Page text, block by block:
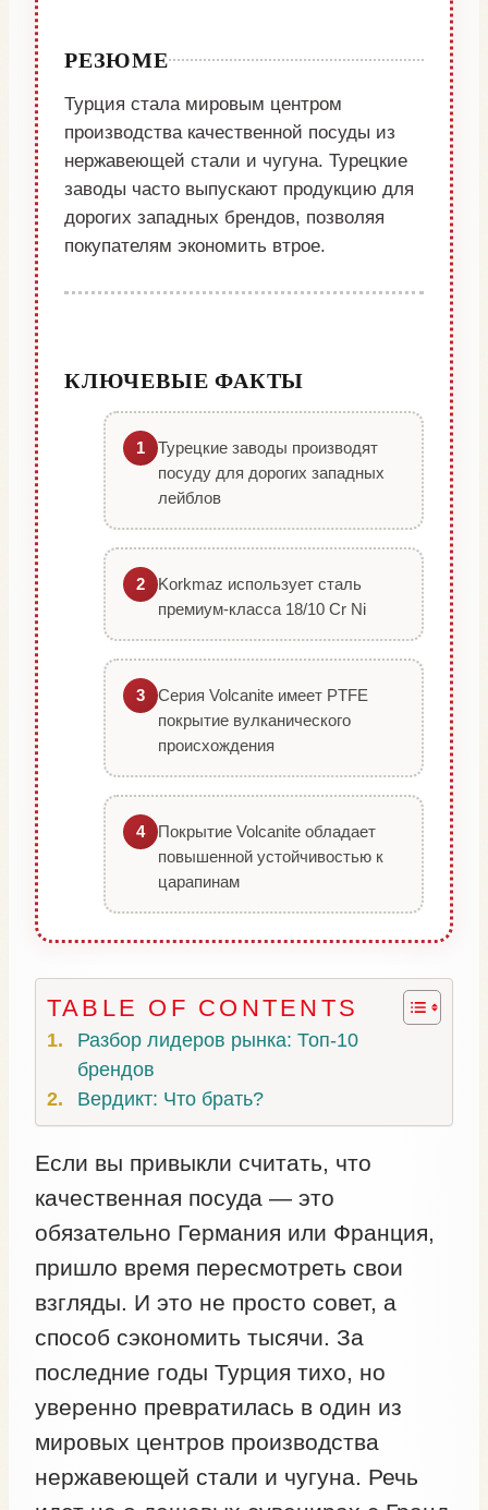
РЕЗЮМЕ
Турция стала мировым центром
производства качественной посуды из
нержавеющей стали и чугуна. Турецкие
заводы часто выпускают продукцию для
дорогих западных брендов, позволяя
покупателям экономить втрое.
КЛЮЧЕВЫЕ ФАКТЫ
1
Турецкие заводы производят
посуду для дорогих западных
лейблов
2
Korkmaz использует сталь
премиум-класса 18/10 Cr Ni
3
Серия Volcanite имеет PTFE
покрытие вулканического
происхождения
4
Покрытие Volcanite обладает
повышенной устойчивостью к
царапинам
TABLE OF CONTENTS
Разбор лидеров рынка: Топ-10
брендов
Вердикт: Что брать?
Если вы привыкли считать, что
качественная посуда — это
обязательно Германия или Франция,
пришло время пересмотреть свои
взгляды. И это не просто совет, а
способ сэкономить тысячи. За
последние годы Турция тихо, но
уверенно превратилась в один из
мировых центров производства
нержавеющей стали и чугуна. Речь